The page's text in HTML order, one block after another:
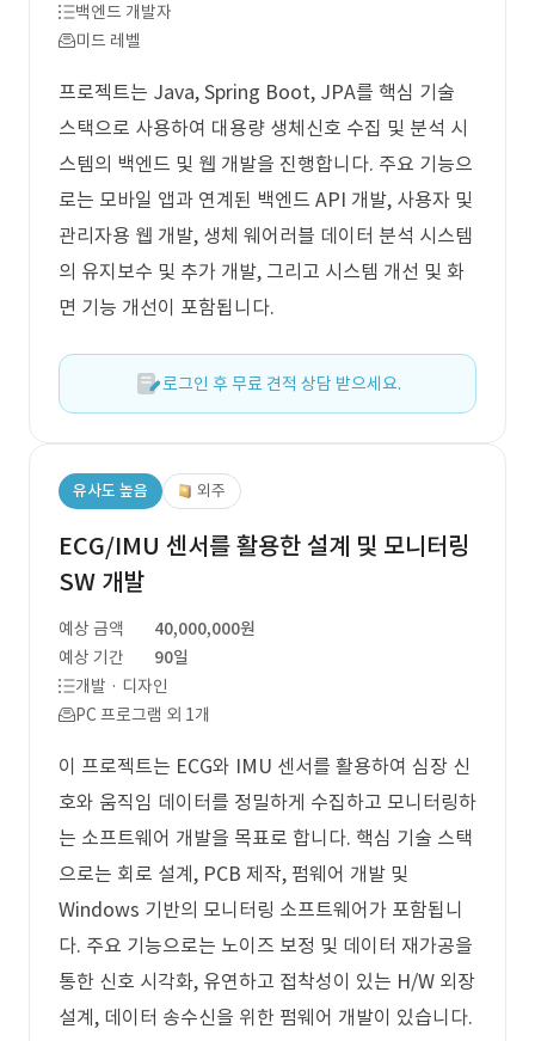
백엔드 개발자
미드 레벨
프로젝트는 Java, Spring Boot, JPA를 핵심 기술
스택으로 사용하여 대용량 생체신호 수집 및 분석 시
스템의 백엔드 및 웹 개발을 진행합니다. 주요 기능으
로는 모바일 앱과 연계된 백엔드 API 개발, 사용자 및
관리자용 웹 개발, 생체 웨어러블 데이터 분석 시스템
의 유지보수 및 추가 개발, 그리고 시스템 개선 및 화
면 기능 개선이 포함됩니다.
로그인 후 무료 견적 상담 받으세요.
유사도 높음 외주
ECG/IMU 센서를 활용한 설계 및 모니터링
SW 개발
예상 금액
40,000,000원
예상 기간
90일
개발 · 디자인
PC 프로그램 외 1개
이 프로젝트는 ECG와 IMU 센서를 활용하여 심장 신
호와 움직임 데이터를 정밀하게 수집하고 모니터링하
는 소프트웨어 개발을 목표로 합니다. 핵심 기술 스택
으로는 회로 설계, PCB 제작, 펌웨어 개발 및
Windows 기반의 모니터링 소프트웨어가 포함됩니
다. 주요 기능으로는 노이즈 보정 및 데이터 재가공을
통한 신호 시각화, 유연하고 접착성이 있는 H/W 외장
설계, 데이터 송수신을 위한 펌웨어 개발이 있습니다.